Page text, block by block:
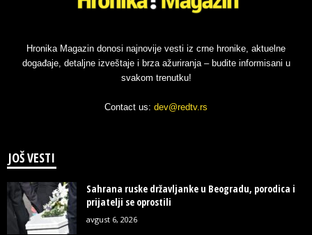
Hronika Magazin donosi najnovije vesti iz crne hronike, aktuelne
događaje, detaljne izveštaje i brza ažuriranja – budite informisani u
svakom trenutku!
Contact us: dev@redtv.rs
JOŠ VESTI
Sahrana ruske državljanke u Beogradu, porodica i
prijatelji se oprostili
avgust 6, 2026